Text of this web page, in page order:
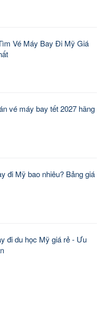
Vé Máy Bay Đi Mỹ Giá
vé máy bay tết 2027 hãng
đi Mỹ bao nhiêu? Bảng giá
đi du học Mỹ giá rẻ - Ưu